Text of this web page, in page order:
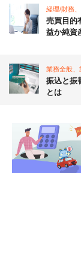
経理/財務
売買目的
益か純資
業務全般、
振込と振
とは